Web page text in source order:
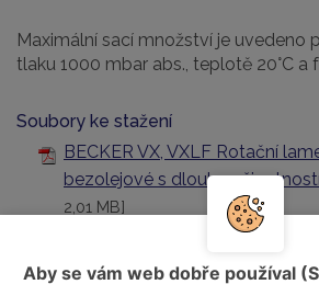
Maximální sací množství je uvedeno
tlaku 1000 mbar abs., teplotě 20°C a
Soubory ke stažení
BECKER VX, VXLF Rotační
bezolejové s dlouhou
2,01 MB]
vývěvy bezolejové YNNA [PDF,
Aby se vám web dobře používal